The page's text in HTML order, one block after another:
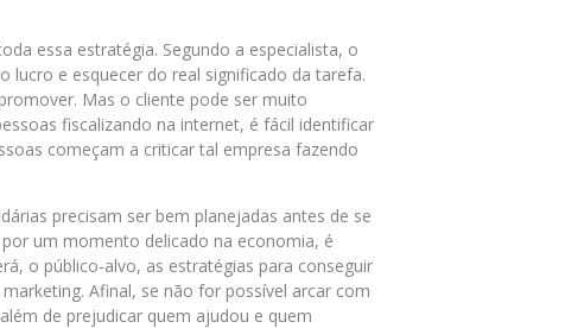
essa estratégia. Segundo a especialista, o
lucro e esquecer do real significado da tarefa.
Mas o cliente pode ser muito
fiscalizando na internet, é fácil identificar
começam a criticar tal empresa fazendo
precisam ser bem planejadas antes de se
um momento delicado na economia, é
o público-alvo, as estratégias para conseguir
Afinal, se não for possível arcar com
de prejudicar quem ajudou e quem